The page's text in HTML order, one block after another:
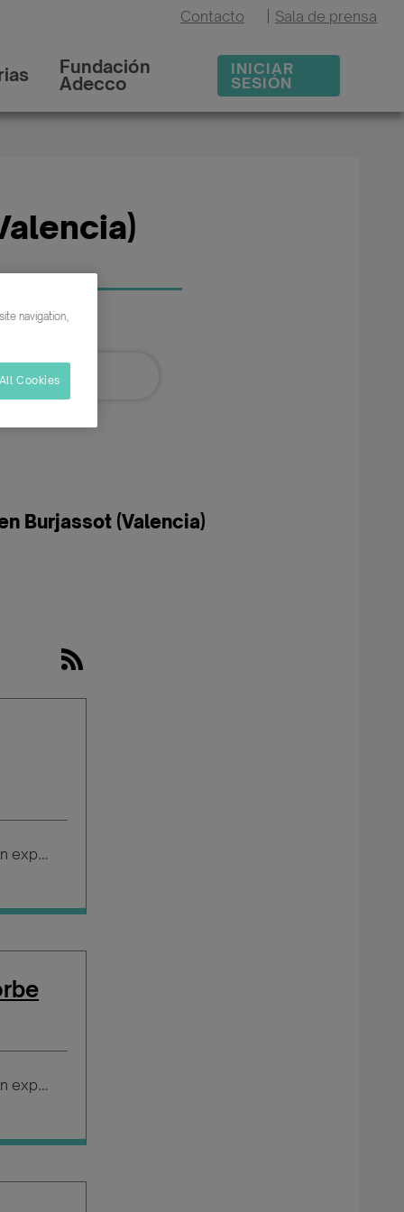
Contacto Sala de prensa
Fundación
Adecco
INICIAR
SESIÓN
Burjassot (Valencia)
Salario según experiencia
Salario según experiencia
navigation,
Cookies